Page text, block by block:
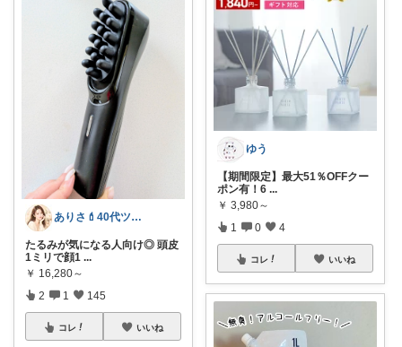
ありさ💄40代ツヤ肌美容
たるみが気になる人向け◎ 頭皮
1ミリで顔1 ...
￥ 16,280～
2 1 145
コレ いいね
ゆう
【期間限定】最大51％OFFクー
ポン有！6 ...
￥ 3,980～
1 0 4
コレ いいね